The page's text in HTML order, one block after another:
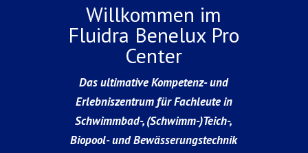
Willkommen im
Fluidra Benelux Pro
Center
Das ultimative Kompetenz- und
Erlebniszentrum für Fachleute in
Schwimmbad-, (Schwimm-)Teich-,
Biopool- und Bewässerungstechnik